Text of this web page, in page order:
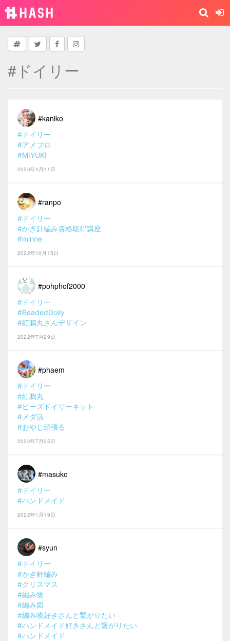
#ドイリー
#kaniko
#ドイリー
#アメブロ
#MIYUKI
2023年4月11日
#ranpo
#ドイリー
#かぎ針編み資格取得講座
#minne
2022年10月15日
#pohphof2000
#ドイリー
#BeadedDoily
#紅鴉丸さんデザイン
2022年7月29日
#phaem
#ドイリー
#紅鴉丸
#ビーズドイリーキット
#メダ活
#おやじ頑張る
2022年7月25日
#masuko
#ドイリー
#ハンドメイド
2022年1月19日
#syun
#ドイリー
#かぎ針編み
#クリスマス
#編み物
#編み図
#編み物好きさんと繋がりたい
#ハンドメイド好きさんと繋がりたい
#ハンドメイド